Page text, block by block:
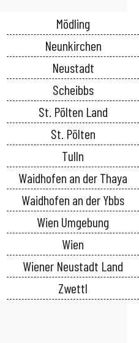
Mödling
Neunkirchen
Neustadt
Scheibbs
St. Pölten Land
St. Pölten
Tulln
Waidhofen an der Thaya
Waidhofen an der Ybbs
Wien Umgebung
Wien
Wiener Neustadt Land
Zwettl